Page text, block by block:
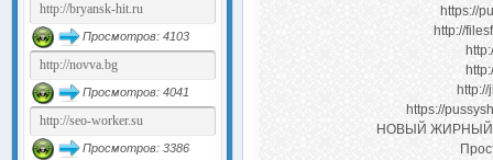
Просмотров: 4103
Просмотров: 4041
Просмотров: 3386
https://
http://
https://
НОВЫЙ ЖИРНЫЙ